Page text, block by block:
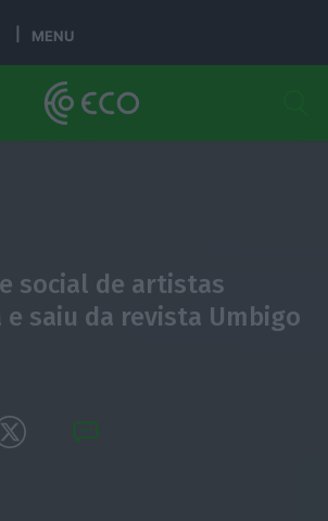
MENU
social de artistas
saiu da revista Umbigo